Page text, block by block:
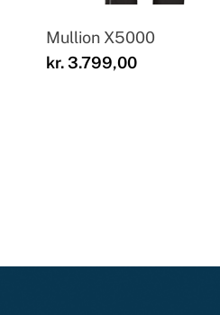
Mullion X5000
kr.3.799,00